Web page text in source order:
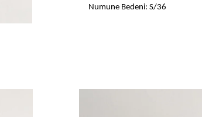
Numune Bedeni: S/36